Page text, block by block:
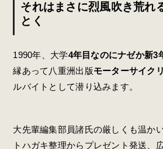
それはまさに烈風吹き荒れ
とく
1990年、大学4年目なのにナゼか新3
縁あって八重洲出版モーターサイク
ルバイトとして潜り込みます。
大先輩編集部員諸氏の厳しくも温か
トハガキ整理からプレゼント発送、